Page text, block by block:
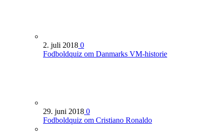
2. juli 2018 0
Fodboldquiz om Danmarks VM-historie
29. juni 2018 0
Fodboldquiz om Cristiano Ronaldo